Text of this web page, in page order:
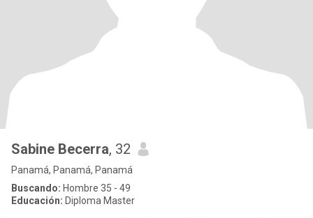
Sabine Becerra, 32
Panamá, Panamá, Panamá
Buscando: Hombre 35 - 49
Educación: Diploma Master